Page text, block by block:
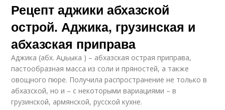
Рецепт аджики абхазской
острой. Аджика, грузинская и
абхазская приправа
Аджика (абх. Аџьыка ) – абхазская острая приправа,
пастообразная масса из соли и пряностей, а также
овощного пюре. Получила распространение не только в
абхазской, но и – с некоторыми вариациями – в
грузинской, армянской, русской кухне.